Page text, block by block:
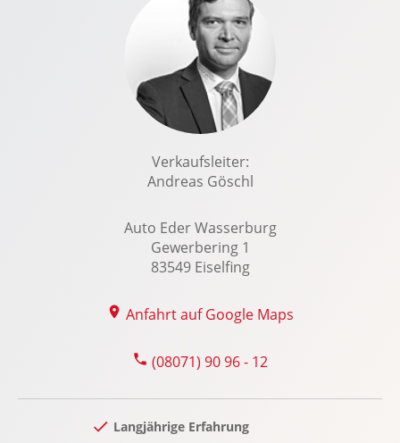
Radio-Navigationssystem
Reifendruckverlust-Warnung
Rückfahrkamera
Rücksitze klapp- und teilbar
Servotronic
Sportlederlenkrad
Spurhalteassistent
Start-Stopp System
Verkaufsleiter:
Andreas Göschl
Auto Eder Wasserburg
Gewerbering 1
83549 Eiselfing
Anfahrt auf Google Maps
(08071) 90 96 - 12
Langjährige Erfahrung